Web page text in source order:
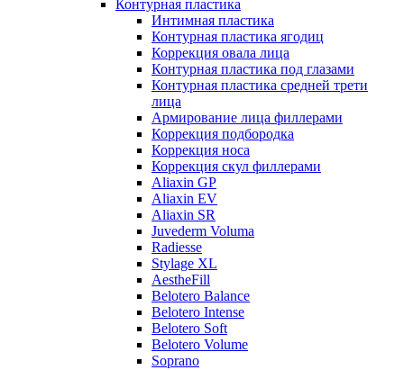
Контурная пластика
Интимная пластика
Контурная пластика ягодиц
Коррекция овала лица
Контурная пластика под глазами
Контурная пластика средней трети
лица
Армирование лица филлерами
Коррекция подбородка
Коррекция носа
Коррекция скул филлерами
Aliaxin GP
Aliaxin EV
Aliaxin SR
Juvederm Voluma
Radiesse
Stylage XL
AestheFill
Belotero Balance
Belotero Intense
Belotero Soft
Belotero Volume
Soprano